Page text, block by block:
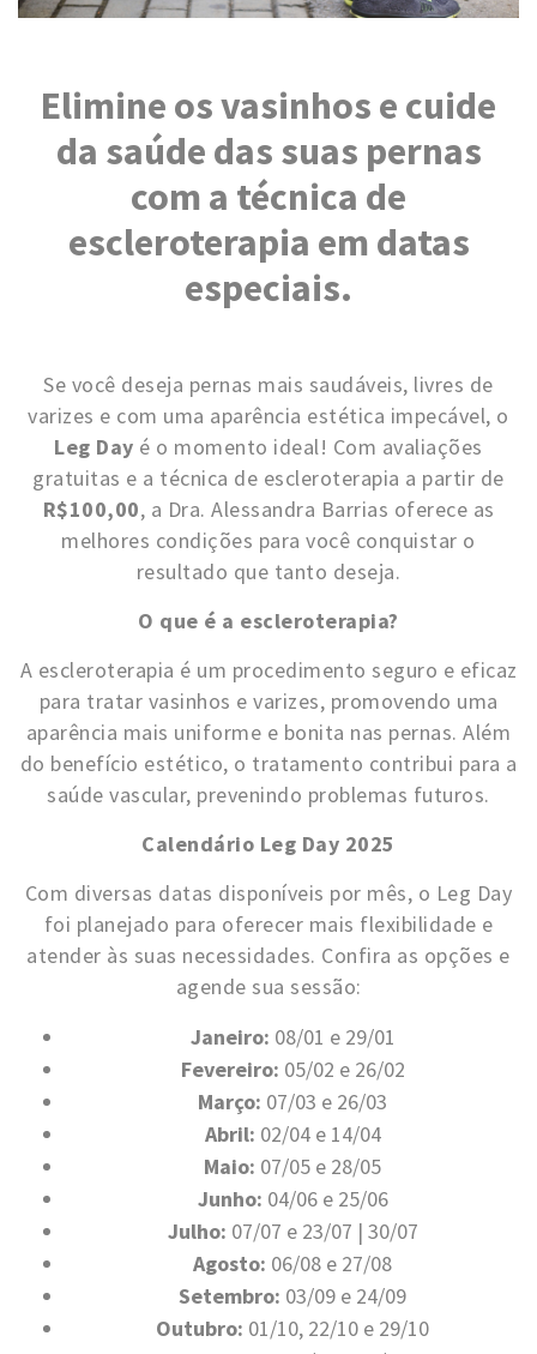
Elimine os vasinhos e cuide
da saúde das suas pernas
com a técnica de
escleroterapia em datas
especiais.
Se você deseja pernas mais saudáveis, livres de
varizes e com uma aparência estética impecável, o
Leg Day é o momento ideal! Com avaliações
gratuitas e a técnica de escleroterapia a partir de
R$100,00, a Dra. Alessandra Barrias oferece as
melhores condições para você conquistar o
resultado que tanto deseja.
O que é a escleroterapia?
A escleroterapia é um procedimento seguro e eficaz
para tratar vasinhos e varizes, promovendo uma
aparência mais uniforme e bonita nas pernas. Além
do benefício estético, o tratamento contribui para a
saúde vascular, prevenindo problemas futuros.
Calendário Leg Day 2025
Com diversas datas disponíveis por mês, o Leg Day
foi planejado para oferecer mais flexibilidade e
atender às suas necessidades. Confira as opções e
agende sua sessão:
Janeiro: 08/01 e 29/01
Fevereiro: 05/02 e 26/02
Março: 07/03 e 26/03
Abril: 02/04 e 14/04
Maio: 07/05 e 28/05
Junho: 04/06 e 25/06
Julho: 07/07 e 23/07 | 30/07
Agosto: 06/08 e 27/08
Setembro: 03/09 e 24/09
Outubro: 01/10, 22/10 e 29/10